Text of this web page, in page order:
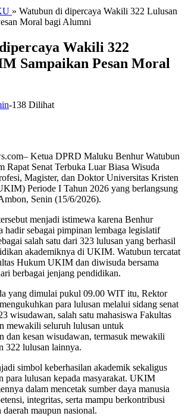
» Watubun di dipercaya Wakili 322 Lulusan
Moral bagi Alumni
Wakili 322
Sampaikan Pesan Moral
-138 Dilihat
Ketua DPRD Maluku Benhur Watubun
Rapat Senat Terbuka Luar Biasa Wisuda
Magister, dan Doktor Universitas Kristen
Periode I Tahun 2026 yang berlangsung
Senin (15/6/2026).
menjadi istimewa karena Benhur
hadir sebagai pimpinan lembaga legislatif
salah satu dari 323 lulusan yang berhasil
akademiknya di UKIM. Watubun tercatat
Hukum UKIM dan diwisuda bersama
berbagai jenjang pendidikan.
yang dimulai pukul 09.00 WIT itu, Rektor
para lulusan melalui sidang senat
wisudawan, salah satu mahasiswa Fakultas
mewakili seluruh lulusan untuk
dan kesan wisudawan, termasuk mewakili
322 lulusan lainnya.
simbol keberhasilan akademik sekaligus
para lulusan kepada masyarakat. UKIM
dalam mencetak sumber daya manusia
integritas, serta mampu berkontribusi
maupun nasional.